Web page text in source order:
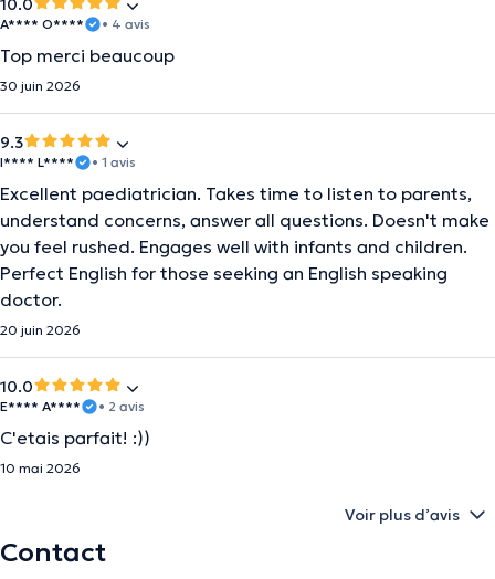
10.0
A**** O**** • 4 avis
Top merci beaucoup
30 juin 2026
9.3
I**** L**** • 1 avis
Excellent paediatrician. Takes time to listen to parents,
understand concerns, answer all questions. Doesn't make
you feel rushed. Engages well with infants and children.
Perfect English for those seeking an English speaking
doctor.
20 juin 2026
10.0
E**** A**** • 2 avis
C'etais parfait! :))
10 mai 2026
Voir plus d’avis
Contact